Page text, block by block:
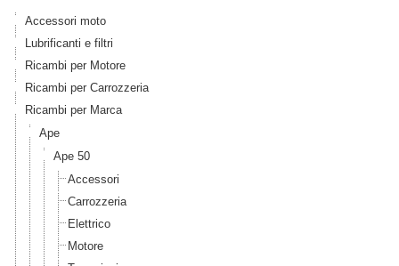
Accessori moto
Lubrificanti e filtri
Ricambi per Motore
Ricambi per Carrozzeria
Ricambi per Marca
Ape
Ape 50
Accessori
Carrozzeria
Elettrico
Motore